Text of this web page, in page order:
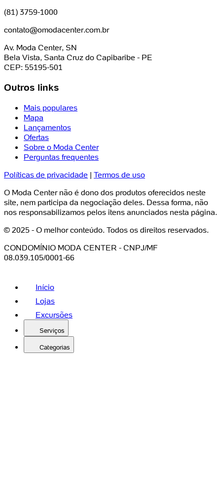
(81) 3759-1000
contato@omodacenter.com.br
Av. Moda Center, SN
Bela Vista, Santa Cruz do Capibaribe - PE
CEP: 55195-501
Outros links
Mais populares
Mapa
Lançamentos
Ofertas
Sobre o Moda Center
Perguntas frequentes
Políticas de privacidade | Termos de uso
O Moda Center não é dono dos produtos oferecidos neste
site, nem participa da negociação deles. Dessa forma, não
nos responsabilizamos pelos itens anunciados nesta página.
© 2025 - O melhor conteúdo. Todos os direitos reservados.
CONDOMÍNIO MODA CENTER - CNPJ/MF
08.039.105/0001-66
Início
Lojas
Excursões
Serviços
Categorias